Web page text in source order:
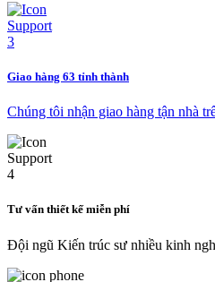
Giao hàng 63 tỉnh thành
Chúng tôi nhận giao hàng tận nhà
Tư vấn thiết kế miễn phí
Đội ngũ Kiến trúc sư nhiều kinh